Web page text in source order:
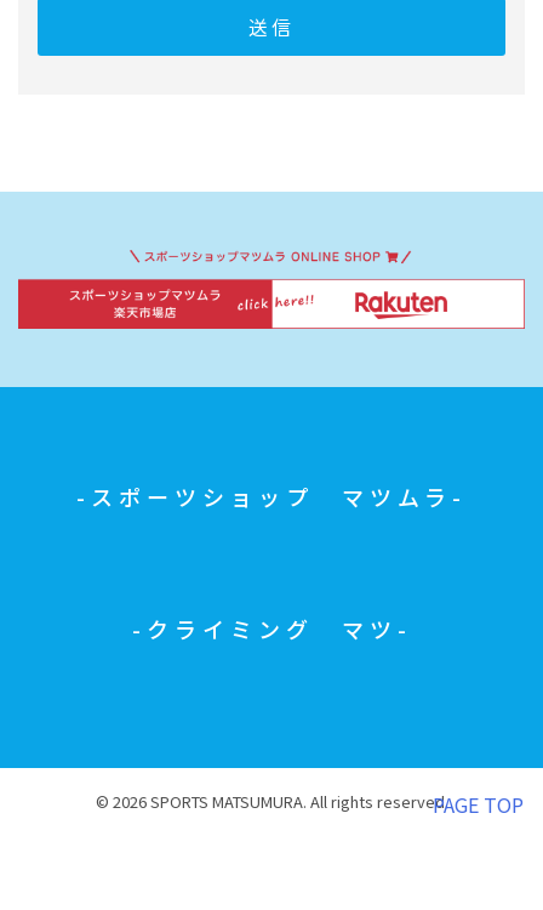
スポーツショップ マツムラ
クライミング マツ
© 2026 SPORTS MATSUMURA. All rights reserved.PAGE TOP